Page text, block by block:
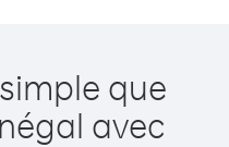
que
avec